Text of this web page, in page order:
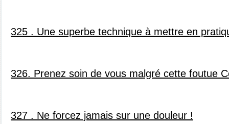
325 . Une superbe technique à mettre en
326. Prenez soin de vous malgré cette foutue
327 . Ne forcez jamais sur une douleur !